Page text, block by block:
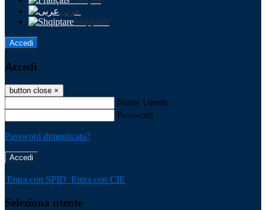
عربى
Shqiptare
Accedi
Accedi
button close ×
Nome Utente
Password
Password dimenticata?
-
Entra con SPID Entra con CIE
Seleziona utente